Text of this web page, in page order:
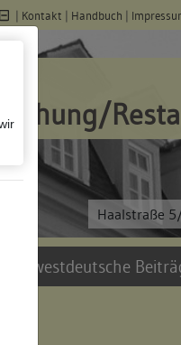
| Kontakt | Handbuch |
Haalstraße
Südwestdeutsche